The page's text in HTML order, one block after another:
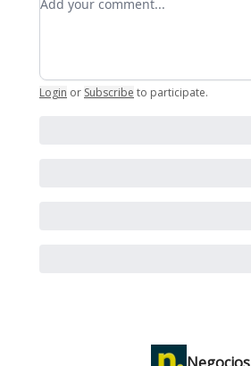
Login or Subscribe to participate.